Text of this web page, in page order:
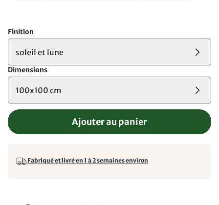
Finition
soleil et lune
Dimensions
100x100 cm
Ajouter au panier
Fabriqué et livré en 1 à 2 semaines environ